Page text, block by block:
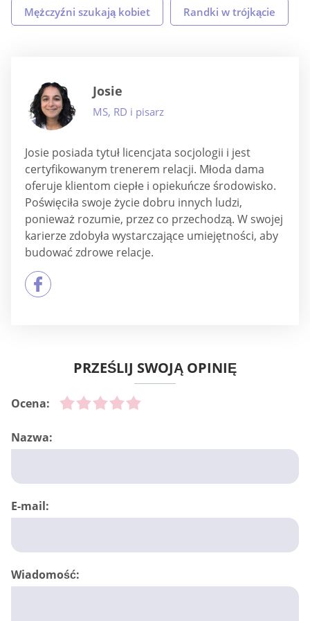
Mężczyźni szukają kobiet Randki w trójkącie
Josie
MS, RD i pisarz
Josie posiada tytuł licencjata socjologii i jest
certyfikowanym trenerem relacji. Młoda dama
oferuje klientom ciepłe i opiekuńcze środowisko.
Poświęciła swoje życie dobru innych ludzi,
ponieważ rozumie, przez co przechodzą. W swojej
karierze zdobyła wystarczające umiejętności, aby
budować zdrowe relacje.
PRZEŚLIJ SWOJĄ OPINIĘ
Ocena:
Nazwa:
E-mail:
Wiadomość: